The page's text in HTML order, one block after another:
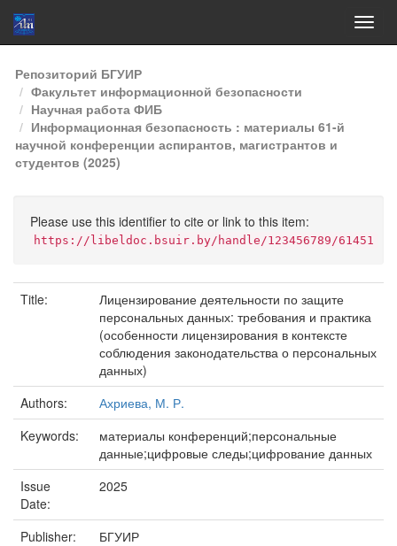
Skip
navigation
Репозиторий БГУИР
Факультет информационной безопасности
Научная работа ФИБ
Информационная безопасность : материалы 61-й
научной конференции аспирантов, магистрантов и
студентов (2025)
Please use this identifier to cite or link to this item:
https://libeldoc.bsuir.by/handle/123456789/61451
Title:
Лицензирование деятельности по защите
персональных данных: требования и практика
(особенности лицензирования в контексте
соблюдения законодательства о персональных
данных)
Authors:
Ахриева, М. Р.
Keywords:
материалы конференций;персональные
данные;цифровые следы;цифрование данных
Issue
Date:
2025
Publisher:
БГУИР